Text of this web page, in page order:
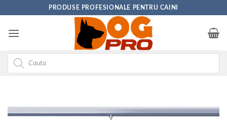
content
PRODUSE PROFESIONALE PENTRU CAINI
Products
search